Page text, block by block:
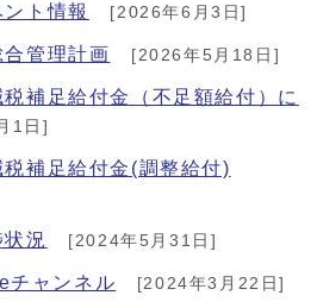
ト情報 [2026年6月3日]
管理計画 [2026年5月18日]
税補足給付金（不足額給付）に
1日]
税補足給付金(調整給付)
況 [2024年5月31日]
チャンネル [2024年3月22日]